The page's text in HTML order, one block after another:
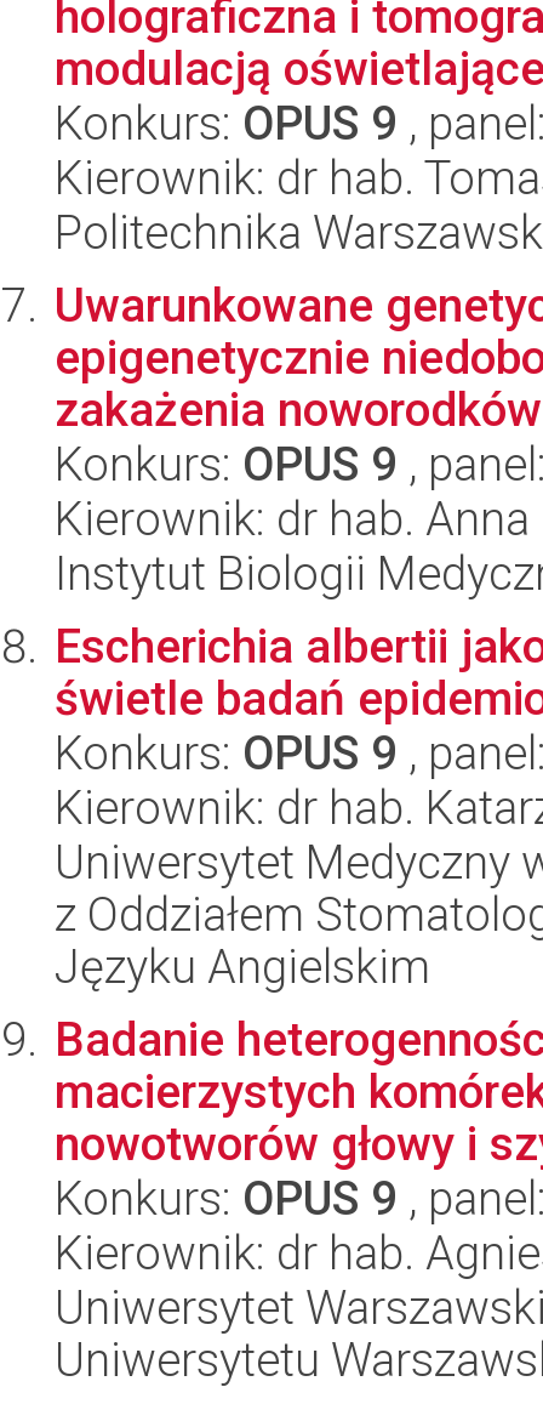
holograficzna i
modulacją
Konkurs: OPUS 9 ,
Kierownik: dr hab.
Politechnika
Uwarunkowane
epigenetycznie
zakażenia
Konkurs: OPUS 9 ,
Kierownik: dr hab.
Instytut Biologii
Escherichia albertii
świetle badań
Konkurs: OPUS 9 ,
Kierownik: dr hab.
Uniwersytet Medyczny
z Oddziałem
Języku Angielskim
Badanie
macierzystych
nowotworów głowy i
Konkurs: OPUS 9 ,
Kierownik: dr hab.
Uniwersytet
Uniwersytetu